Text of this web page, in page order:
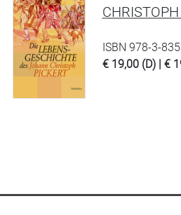
ISBN 978-3-
€ 19,00 (D) | €